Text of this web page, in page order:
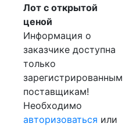
Лот с открытой
ценой
Информация о
заказчике доступна
только
зарегистрированным
поставщикам!
Необходимо
авторизоваться или